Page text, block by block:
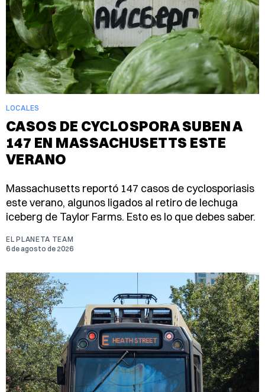
LOCALES
CASOS DE CYCLOSPORA SUBEN A
147 EN MASSACHUSETTS ESTE
VERANO
Massachusetts reportó 147 casos de cyclosporiasis
este verano, algunos ligados al retiro de lechuga
iceberg de Taylor Farms. Esto es lo que debes saber.
EL PLANETA TEAM
6 de agosto de 2026